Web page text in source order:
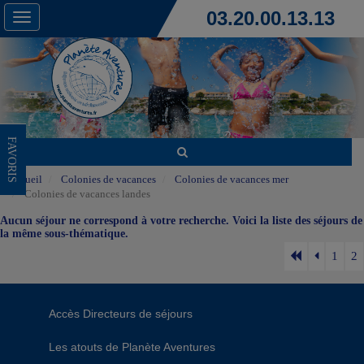
Toggle
navigation
03.20.00.13.13
FAVORIS
Accueil Colonies de vacances
Colonies de vacances mer
Colonies de vacances landes
Aucun séjour ne correspond à votre recherche. Voici la liste des séjours de
la même sous-thématique.
1 2
Accès Directeurs de séjours
Les atouts de Planète Aventures